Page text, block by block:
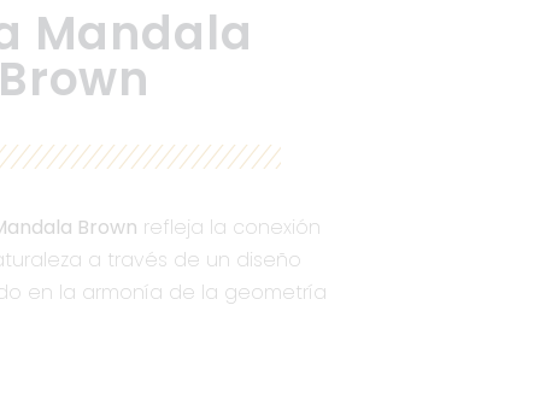
Mandala
Brown
Brown refleja la conexión
a través de un diseño
en la armonía de la geometría